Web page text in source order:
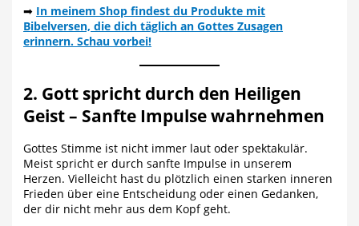
➡ In meinem Shop findest du Produkte mit
Bibelversen, die dich täglich an Gottes Zusagen
erinnern. Schau vorbei!
2. Gott spricht durch den Heiligen
Geist – Sanfte Impulse wahrnehmen
Gottes Stimme ist nicht immer laut oder spektakulär.
Meist spricht er durch sanfte Impulse in unserem
Herzen. Vielleicht hast du plötzlich einen starken inneren
Frieden über eine Entscheidung oder einen Gedanken,
der dir nicht mehr aus dem Kopf geht.